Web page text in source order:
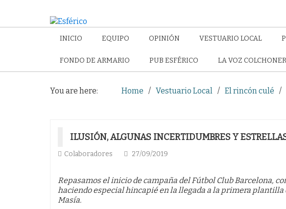
INICIO EQUIPO OPINIÓN VESTUARIO LOCAL
FONDO DE ARMARIO PUB ESFÉRICO LA VOZ
You are here: Home Vestuario Local El rincón culé
ILUSIÓN, ALGUNAS INCERTIDUMBRES Y
Colaboradores 27/09/2019
Repasamos el inicio de campaña del Fútbol Club Barcelona,
haciendo especial hincapié en la llegada a la primera plantilla
Masía.